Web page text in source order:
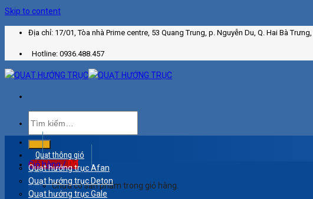
Skip to content
Địa chỉ: 17/01, Tòa nhà Prime centre, 53 Quang Trung, p. Nguyễn Du, Q. Hai Bà
Hotline: 0936.488.457
Giỏ hàng /0₫
Chưa có sản phẩm trong giỏ hàng.
Quạt thông gió
Quạt hướng trục Afan
Quạt hướng trục Deton
Quạt hướng trục Gale